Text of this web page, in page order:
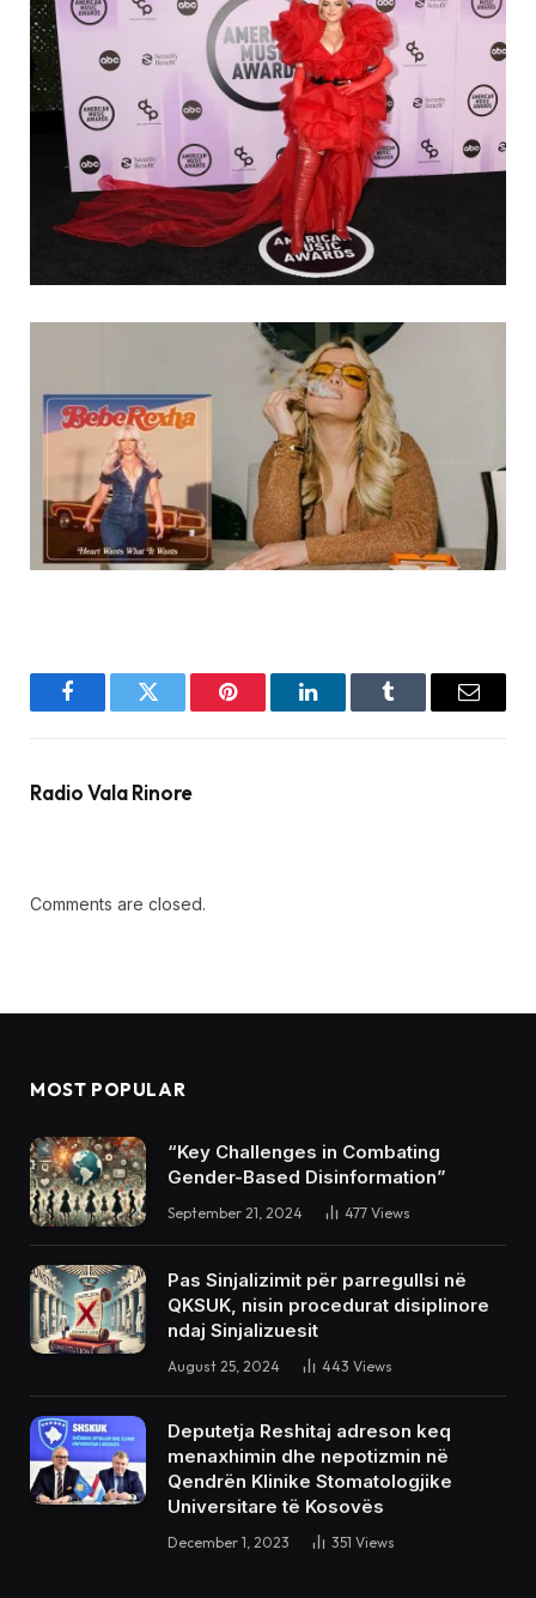
FacebookTwitter Pinterest LinkedInTumblr Email
Radio Vala Rinore
Comments are closed.
MOST POPULAR
“Key Challenges in Combating
Gender-Based Disinformation”
September 21, 2024 477 Views
Pas Sinjalizimit për parregullsi në
QKSUK, nisin procedurat disiplinore
ndaj Sinjalizuesit
August 25, 2024 443 Views
Deputetja Reshitaj adreson keq
menaxhimin dhe nepotizmin në
Qendrën Klinike Stomatologjike
Universitare të Kosovës
December 1, 2023 351 Views